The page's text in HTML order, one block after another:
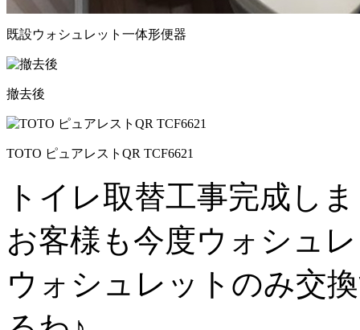
既設ウォシュレット一体形便器
撤去後
TOTO ピュアレストQR TCF6621
トイレ取替工事完成し
お客様も今度ウォシュ
ウォシュレットのみ交